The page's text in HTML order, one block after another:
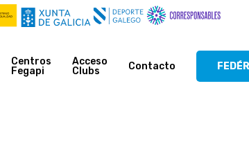
Centros
Fegapi
Acceso
Clubs
Contacto